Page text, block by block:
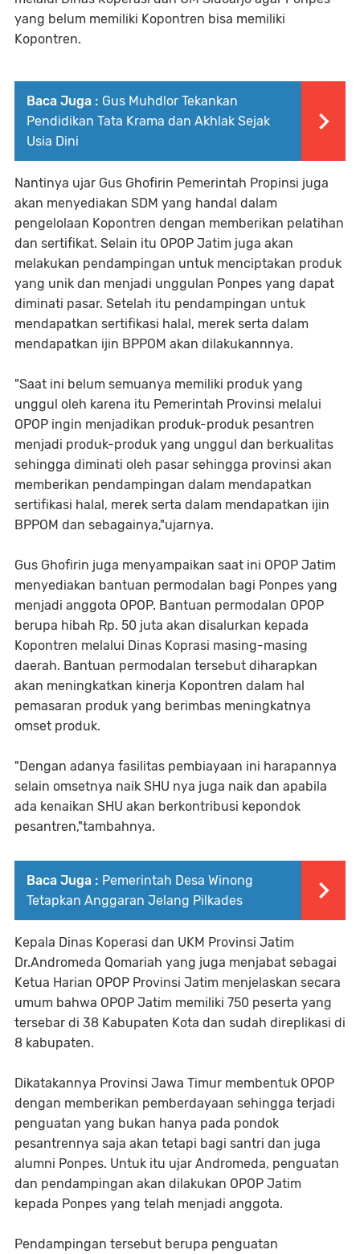
yang belum memiliki Kopontren bisa memiliki
Kopontren.
Baca Juga : Gus Muhdlor Tekankan
Pendidikan Tata Krama dan Akhlak Sejak
Usia Dini
Nantinya ujar Gus Ghofirin Pemerintah Propinsi juga
akan menyediakan SDM yang handal dalam
pengelolaan Kopontren dengan memberikan pelatihan
dan sertifikat. Selain itu OPOP Jatim juga akan
melakukan pendampingan untuk menciptakan produk
yang unik dan menjadi unggulan Ponpes yang dapat
diminati pasar. Setelah itu pendampingan untuk
mendapatkan sertifikasi halal, merek serta dalam
mendapatkan ijin BPPOM akan dilakukannnya.
"Saat ini belum semuanya memiliki produk yang
unggul oleh karena itu Pemerintah Provinsi melalui
OPOP ingin menjadikan produk-produk pesantren
menjadi produk-produk yang unggul dan berkualitas
sehingga diminati oleh pasar sehingga provinsi akan
memberikan pendampingan dalam mendapatkan
sertifikasi halal, merek serta dalam mendapatkan ijin
BPPOM dan sebagainya,"ujarnya.
Gus Ghofirin juga menyampaikan saat ini OPOP Jatim
menyediakan bantuan permodalan bagi Ponpes yang
menjadi anggota OPOP. Bantuan permodalan OPOP
berupa hibah Rp. 50 juta akan disalurkan kepada
Kopontren melalui Dinas Koprasi masing-masing
daerah. Bantuan permodalan tersebut diharapkan
akan meningkatkan kinerja Kopontren dalam hal
pemasaran produk yang berimbas meningkatnya
omset produk.
"Dengan adanya fasilitas pembiayaan ini harapannya
selain omsetnya naik SHU nya juga naik dan apabila
ada kenaikan SHU akan berkontribusi kepondok
pesantren,"tambahnya.
Baca Juga : Pemerintah Desa Winong
Tetapkan Anggaran Jelang Pilkades
Kepala Dinas Koperasi dan UKM Provinsi Jatim
Dr.Andromeda Qomariah yang juga menjabat sebagai
Ketua Harian OPOP Provinsi Jatim menjelaskan secara
umum bahwa OPOP Jatim memiliki 750 peserta yang
tersebar di 38 Kabupaten Kota dan sudah direplikasi di
8 kabupaten.
Dikatakannya Provinsi Jawa Timur membentuk OPOP
dengan memberikan pemberdayaan sehingga terjadi
penguatan yang bukan hanya pada pondok
pesantrennya saja akan tetapi bagi santri dan juga
alumni Ponpes. Untuk itu ujar Andromeda, penguatan
dan pendampingan akan dilakukan OPOP Jatim
kepada Ponpes yang telah menjadi anggota.
Pendampingan tersebut berupa penguatan